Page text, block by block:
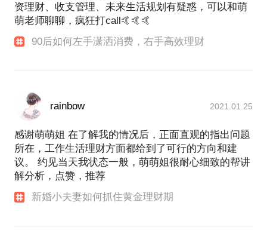
资理财、收支管理、未来生活规划有疑惑，可以和萌
萌老师聊聊，疯狂打call🤙🤙🤙
90后如何左手潇洒消费，右手高效理财
rainbow 2021.01.25
感谢萌萌姐 在了解我的情况后，正面直观的指出问题
所在，工作生活理财方面都给到了可行的方向和建
议。 约见当天我状态一般，萌萌姐很耐心细致的帮讲
解分析，点赞，推荐
新婚小夫妻如何抓住黄金理财期